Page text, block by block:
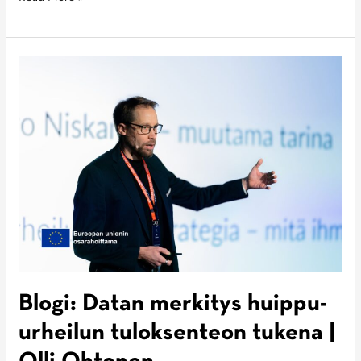
valinnat,
infektioiden
perusta
Blogi: Datan merkitys huippu-
urheilun tuloksenteon tukena |